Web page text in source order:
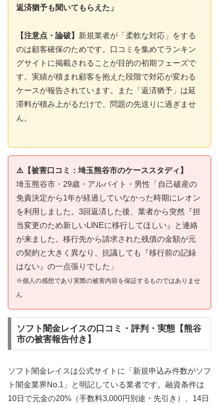
返済猶予も聞いてもらえた」
【注意点・論破】 新規業者が「柔軟な対応」をする
のは顧客確保のためです。口コミを集めてランキン
グサイトに掲載されることが目的の初期フェーズで
す。実績が積まれ顧客を抱えた段階で対応が変わる
ケースが報告されています。また「返済猶予」は延
滞料が積み上がるだけで、問題の先送りに過ぎませ
ん。
⚠️【被害口コミ：埼玉熊谷市のケーススタディ】
埼玉熊谷市・29歳・アルバイト・男性「自己破産の
免責決定から1年が経過していなかった時期にレオン
を利用しました。3回返済した後、業者から突然『担
当変更のため新しいLINEに移行してほしい』と連絡
が来ました。移行先から請求された残債の金額が元
の契約と大きく異なり、抗議しても『移行前の記録
はない』の一点張りでした」
※個人の感想であり実際の被害内容を保証するものではありませ
ん
ソフト闇金レイスの口コミ・評判・実態【熊谷
市の被害報告付き】
ソフト闇金レイスは公式サイトに「新規申込み件数がソフ
ト闇金業界No.1」と明記している業者です。融資条件は
10日で元金の20%（手数料3,000円別途・先引き）、14日